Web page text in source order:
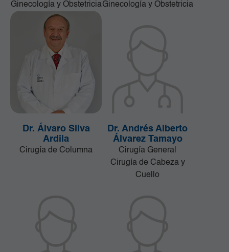
Ginecología y ObstetriciaGinecología y Obstetricia
Dr. Álvaro Silva
Ardila
Cirugía de Columna
Dr. Andrés Alberto
Álvarez Tamayo
Cirugía General
Cirugía de Cabeza y
Cuello